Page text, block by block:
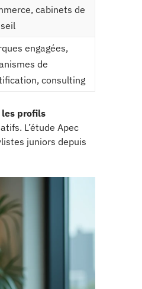
cabinets de
engagées,
de
consulting
profils
L’étude Apec
juniors depuis